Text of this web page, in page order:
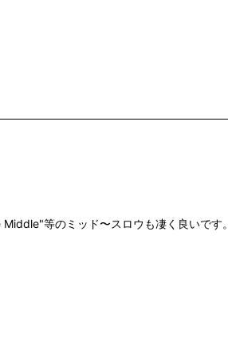
等のミッド〜スロウも凄く良いです。